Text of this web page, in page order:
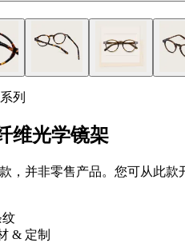
列
维光学镜架
，并非零售产品。您可从此
纹
& 定制